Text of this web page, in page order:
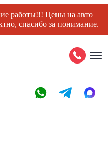
работы!!! Цены на авто
спасибо за понимание.